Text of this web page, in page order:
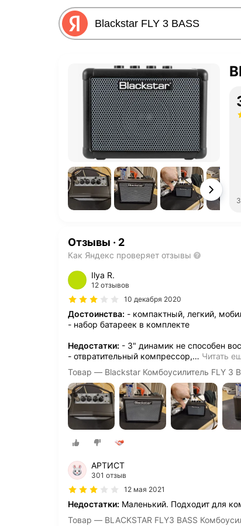
Отзывы · 2
Как Яндекс проверяет отзывы
Ilya R.
12 отзывов
10 декабря 2020
Достоинства: - компактный, легкий,
- набор батареек в комплекте
Недостатки: - 3" динамик не способен
- отвратительный компрессор,… Читать
Товар — Blackstar Комбоусилитель FLY 3
АРТИСТ
301 отзыв
12 мая 2021
Недостатки: Маленький. Подходит для
Товар — BLACKSTAR FLY3 BASS